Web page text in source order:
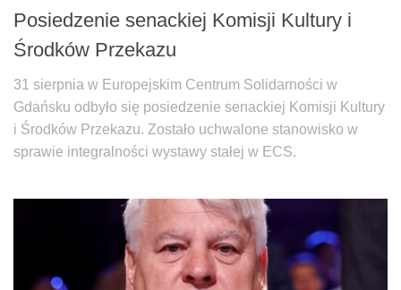
Posiedzenie senackiej Komisji Kultury i
Środków Przekazu
31 sierpnia w Europejskim Centrum Solidarności w
Gdańsku odbyło się posiedzenie senackiej Komisji Kultury
i Środków Przekazu. Zostało uchwalone stanowisko w
sprawie integralności wystawy stałej w ECS.